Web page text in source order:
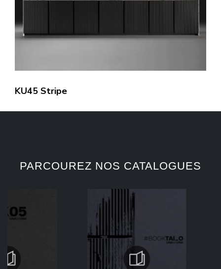
KU45 Stripe
PARCOUREZ NOS CATALOGUES